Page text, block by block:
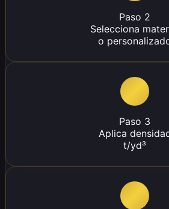
Paso 2
Selecciona
o
Paso 3
Aplica
t/yd³